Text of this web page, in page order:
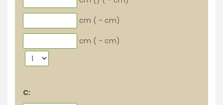
cm ( - cm)
cm ( - cm)
C: